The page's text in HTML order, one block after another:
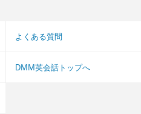
よくある質問
DMM英会話トップへ